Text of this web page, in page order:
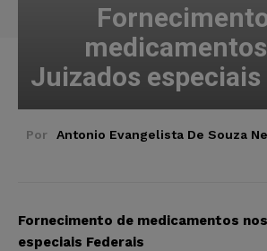
Juizados especiais
Por Antonio Evangelista De Souza
Fornecimento de medicamentos
especiais Federais